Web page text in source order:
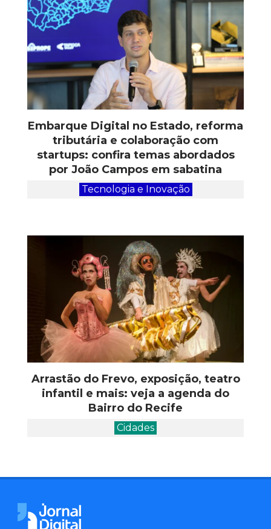
Embarque Digital no Estado, reforma
tributária e colaboração com
startups: confira temas abordados
por João Campos em sabatina
Tecnologia e Inovação
Arrastão do Frevo, exposição, teatro
infantil e mais: veja a agenda do
Bairro do Recife
Cidades